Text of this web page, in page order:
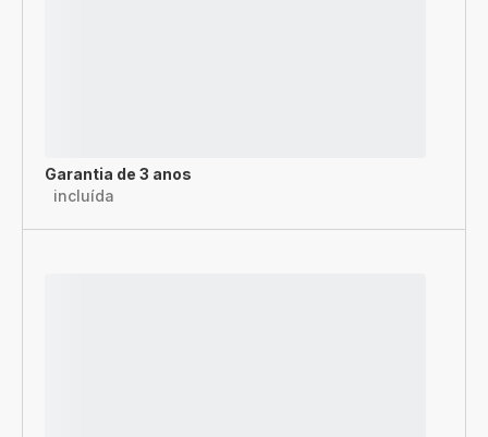
Garantia de 3 anos
incluída